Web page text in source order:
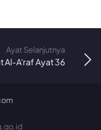
Ayat Selanjutnya
Al-A'raf Ayat 36